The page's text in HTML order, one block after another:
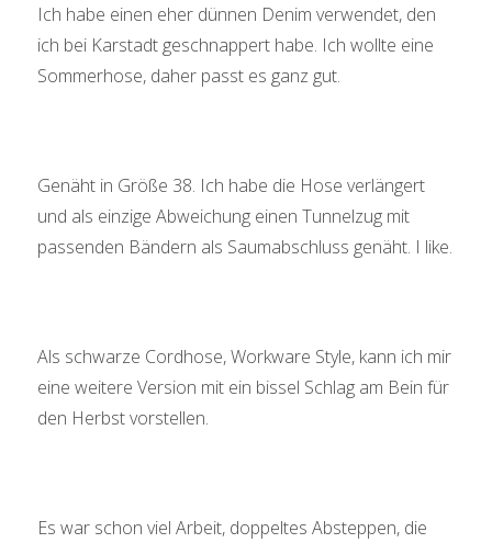
Ich habe einen eher dünnen Denim verwendet, den
ich bei Karstadt geschnappert habe. Ich wollte eine
Sommerhose, daher passt es ganz gut.
Genäht in Größe 38. Ich habe die Hose verlängert
und als einzige Abweichung einen Tunnelzug mit
passenden Bändern als Saumabschluss genäht. I like.
Als schwarze Cordhose, Workware Style, kann ich mir
eine weitere Version mit ein bissel Schlag am Bein für
den Herbst vorstellen.
Es war schon viel Arbeit, doppeltes Absteppen, die